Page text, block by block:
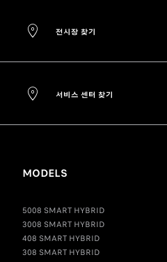
전시장 찾기
서비스 센터 찾기
MODELS
5008 SMART HYBRID
3008 SMART HYBRID
408 SMART HYBRID
308 SMART HYBRID